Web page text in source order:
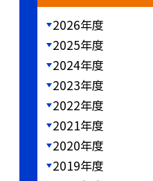
2026年度
2025年度
2024年度
2023年度
2022年度
2021年度
2020年度
2019年度